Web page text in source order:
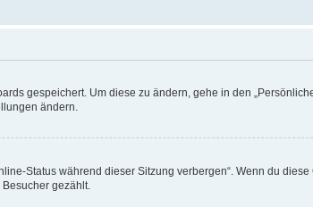
gespeichert. Um diese zu ändern, gehe in den
ändern.
Status während dieser Sitzung verbergen“. Wenn du
gezählt.